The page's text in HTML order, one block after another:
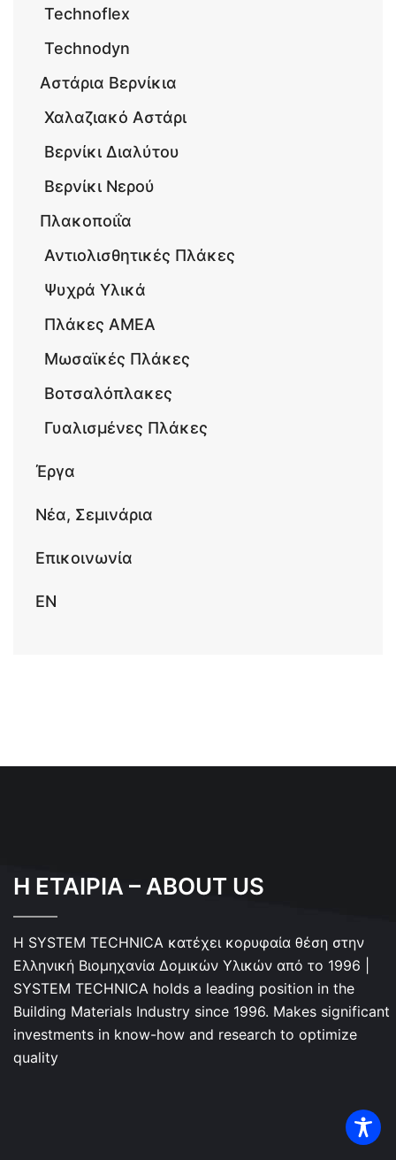
Technoflex
Technodyn
Αστάρια Βερνίκια
Χαλαζιακό Αστάρι
Βερνίκι Διαλύτου
Βερνίκι Νερού
Πλακοποιΐα
Αντιολισθητικές Πλάκες
Ψυχρά Υλικά
Πλάκες ΑΜΕΑ
Μωσαϊκές Πλάκες
Βοτσαλόπλακες
Γυαλισμένες Πλάκες
Έργα
Νέα, Σεμινάρια
Επικοινωνία
EΝ
Η ΕΤΑΙΡΙΑ – ABOUT US
Η SYSTEM TECHNICA κατέχει κορυφαία θέση στην
Ελληνική Βιομηχανία Δομικών Υλικών από το 1996 |
SYSTEM TECHNICA holds a leading position in the
Building Materials Industry since 1996. Makes significant
investments in know-how and research to optimize
quality